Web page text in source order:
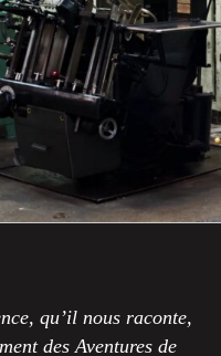
qu’il nous raconte,
des Aventures de